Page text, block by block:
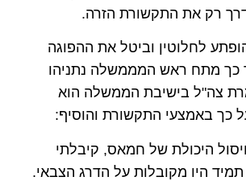
רק את התקשורת הזרה.
לחלוטין וביטל את ההפוגה
כך מתח ראש המממשלה נתניהו
צה"ל בישיבת הממשלה הוא
כך באמצעי התקשורת והוסיף:
היכולת של חמאס, קיבלתי
היו מקובלות על הדרג הצבאי.